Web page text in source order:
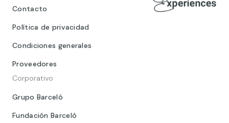
Contacto
Política de privacidad
Condiciones generales
Proveedores
Corporativo
Grupo Barceló
Fundación Barceló